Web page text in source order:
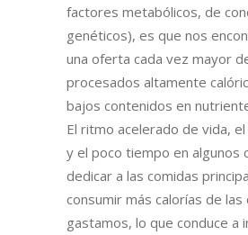
factores metabólicos, de
genéticos), es que nos
una oferta cada vez mayor
procesados altamente
bajos contenidos en
El ritmo acelerado de vida,
y el poco tiempo en algunos
dedicar a las comidas
consumir más calorías de las
gastamos, lo que conduce a